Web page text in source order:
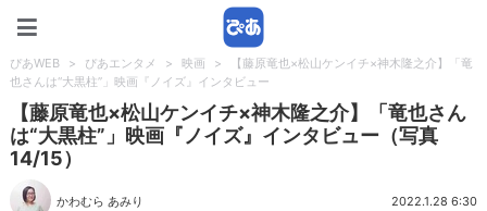
ぴあWEB > ぴあエンタメ > 映画 >
【藤原竜也×松山ケンイチ×神木隆之介】「竜
也さんは“大黒柱”」映画『ノイズ』インタビュー
【藤原竜也×松山ケンイチ×神木隆之介】「竜也さん
は“大黒柱”」映画『ノイズ』インタビュー（写真
14/15）
かわむら あみり 2022.1.28 6:30